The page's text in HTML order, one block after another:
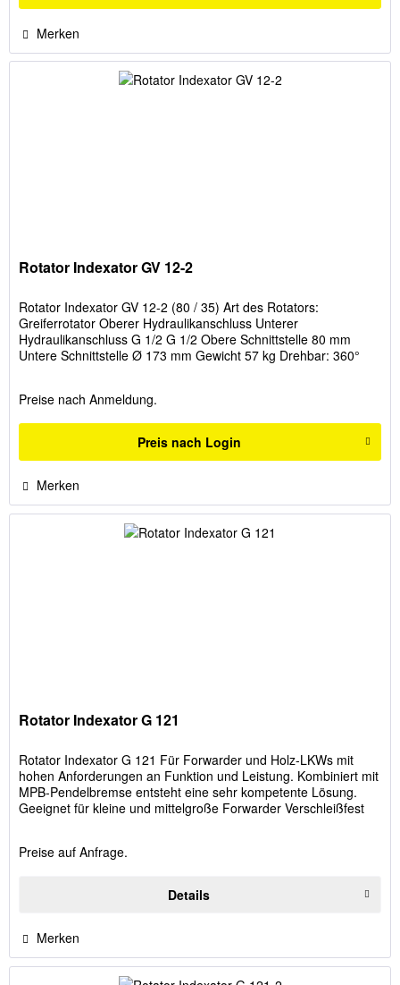
Merken
Rotator Indexator GV 12-2
Rotator Indexator GV 12-2 (80 / 35) Art des Rotators:
Greiferrotator Oberer Hydraulikanschluss Unterer
Hydraulikanschluss G 1/2 G 1/2 Obere Schnittstelle 80 mm
Untere Schnittstelle Ø 173 mm Gewicht 57 kg Drehbar: 360°
Preise nach Anmeldung.
Preis nach Login
Merken
Rotator Indexator G 121
Rotator Indexator G 121 Für Forwarder und Holz-LKWs mit
hohen Anforderungen an Funktion und Leistung. Kombiniert mit
MPB-Pendelbremse entsteht eine sehr kompetente Lösung.
Geeignet für kleine und mittelgroße Forwarder Verschleißfest
Preise auf Anfrage.
Details
Merken